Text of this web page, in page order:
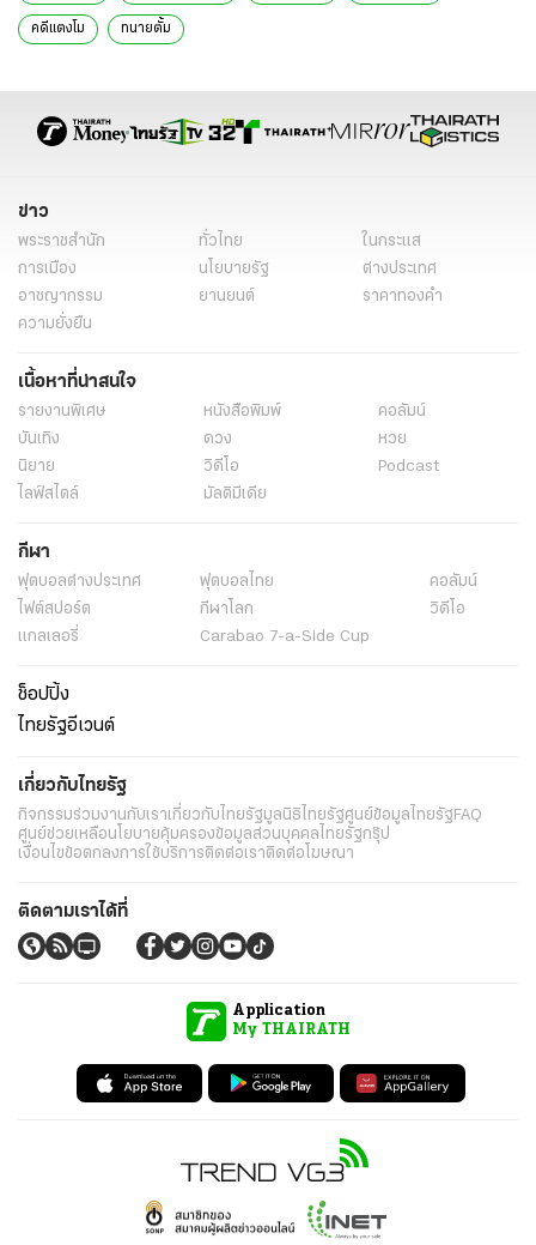
คดีแตงโม ทนายตั้ม
ข่าว
พระราชสำนัก ทั่วไทย
ในกระแส
การเมือง
นโยบายรัฐ
ต่างประเทศ
อาชญากรรม
ยานยนต์
ราคาทองคำ
ความยั่งยืน
เนื้อหาที่น่าสนใจ
รายงานพิเศษ หนังสือพิมพ์
คอลัมน์
บันเทิง
ดวง
หวย
นิยาย
วิดีโอ
Podcast
ไลฟ์สไตล์
มัลติมีเดีย
กีฬา
ฟุตบอลต่่างประเทศ ฟุตบอลไทย
คอลัมน์
ไฟต์สปอร์ต
กีฬาโลก
วิดีโอ
แกลเลอรี่
Carabao 7-a-Side Cup
ช็อปปิ้ง
ไทยรัฐอีเวนต์
เกี่ยวกับไทยรัฐ
กิจกรรมร่วมงานกับเราเกี่ยวกับไทยรัฐมูลนิธิไทยรัฐศูนย์ข้อมูลไทยรัฐ FAQ
ศูนย์ช่วยเหลือนโยบายคุ้มครองข้อมูลส่วนบุคคลไทยรัฐกรุ๊ป
เงื่อนไขข้อตกลงการใช้บริการติดต่อเราติดต่อโฆษณา
ติดตามเราได้ที่
Application
My THAIRATH